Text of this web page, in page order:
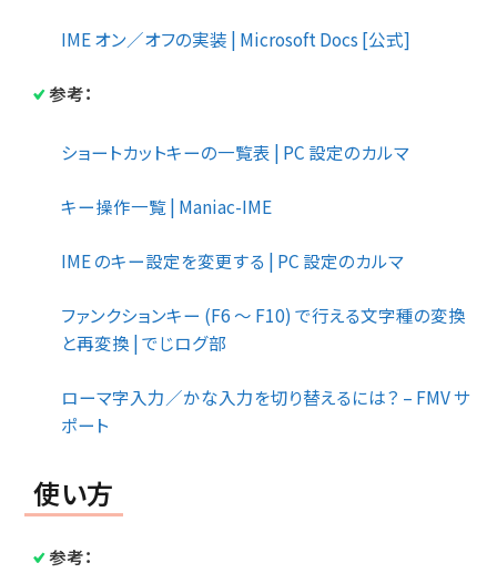
IME オン／オフの実装 | Microsoft Docs [公式]
参考：
ショートカットキーの一覧表 | PC 設定のカルマ
キー操作一覧 | Maniac-IME
IME のキー設定を変更する | PC 設定のカルマ
ファンクションキー (F6 ～ F10) で行える文字種の変換
と再変換 | でじログ部
ローマ字入力／かな入力を切り替えるには？ – FMV サ
ポート
使い方
参考：